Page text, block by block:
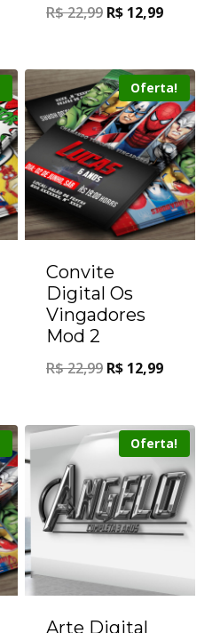
R$22,99 R$ 12,99
Oferta!
Convite
Digital Os
Vingadores
Mod 2
R$22,99 R$ 12,99
Oferta!
Arte Digital